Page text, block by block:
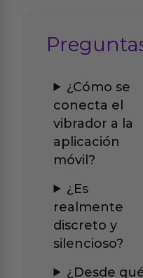
¿Cómo se
conecta el
vibrador a la
aplicación
móvil?
¿Es
realmente
discreto y
silencioso?
¿Desde